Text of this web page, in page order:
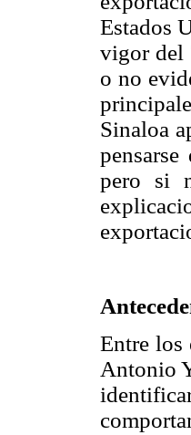
Estados
vigor del
o no
Sinaloa
pero si
Entre los
Antonio